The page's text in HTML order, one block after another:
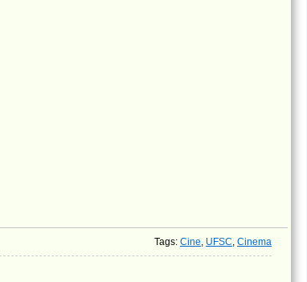
Tags: Cine, UFSC, Cinema